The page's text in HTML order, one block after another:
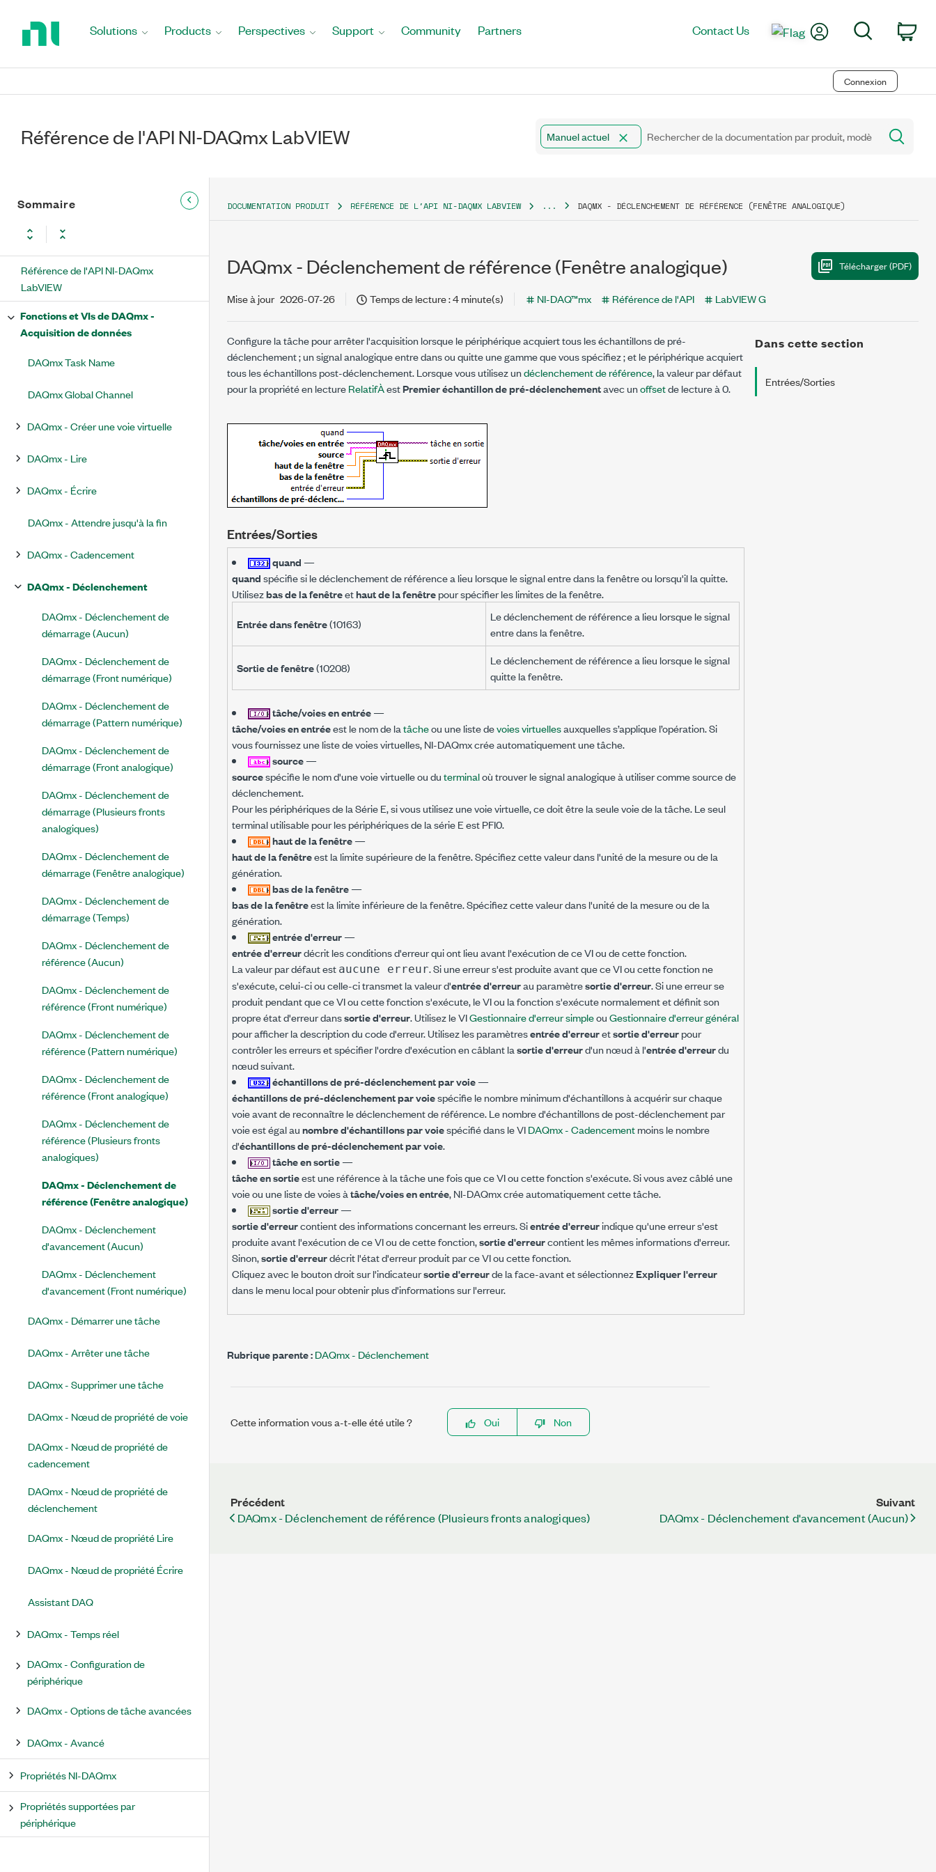
Solutions Products Perspectives Support Community Partners Contact Us My AccountSearch
Connexion
Référence de l'API NI-DAQmx LabVIEW Manuel actuel
Sommaire
Référence de l'API NI-DAQmx
LabVIEW
Fonctions et VIs de DAQmx -
Acquisition de données
DAQmx Task Name
DAQmx Global Channel
DAQmx - Créer une voie virtuelle
DAQmx - Lire
DAQmx - Écrire
DAQmx - Attendre jusqu'à la fin
DAQmx - Cadencement
DAQmx - Déclenchement
DAQmx - Déclenchement de
démarrage (Aucun)
DAQmx - Déclenchement de
démarrage (Front numérique)
DAQmx - Déclenchement de
démarrage (Pattern numérique)
DAQmx - Déclenchement de
démarrage (Front analogique)
DAQmx - Déclenchement de
démarrage (Plusieurs fronts
analogiques)
DAQmx - Déclenchement de
démarrage (Fenêtre analogique)
DAQmx - Déclenchement de
démarrage (Temps)
DAQmx - Déclenchement de
référence (Aucun)
DAQmx - Déclenchement de
référence (Front numérique)
DAQmx - Déclenchement de
référence (Pattern numérique)
DAQmx - Déclenchement de
référence (Front analogique)
DAQmx - Déclenchement de
référence (Plusieurs fronts
analogiques)
DAQmx - Déclenchement de
référence (Fenêtre analogique)
DAQmx - Déclenchement
d'avancement (Aucun)
DAQmx - Déclenchement
d'avancement (Front numérique)
DAQmx - Démarrer une tâche
DAQmx - Arrêter une tâche
DAQmx - Supprimer une tâche
DAQmx - Nœud de propriété de voie
DAQmx - Nœud de propriété de
cadencement
DAQmx - Nœud de propriété de
déclenchement
DAQmx - Nœud de propriété Lire
DAQmx - Nœud de propriété Écrire
Assistant DAQ
DAQmx - Temps réel
DAQmx - Configuration de
périphérique
DAQmx - Options de tâche avancées
DAQmx - Avancé
Propriétés NI-DAQmx
Propriétés supportées par
périphérique
DOCUMENTATION PRODUIT RÉFÉRENCE DE L'API NI-DAQMX LABVIEW ... DAQMX - DÉCLENCHEMENT DE RÉFÉRENCE (FENÊTRE ANALOGIQUE)
DAQmx - Déclenchement de référence (Fenêtre analogique)
Mise à jour 2026-07-26 Temps de lecture : 4 minute(s) NI-DAQ™mx Référence de l'API LabVIEW G
Configure la tâche pour arrêter l'acquisition lorsque le périphérique acquiert tous les échantillons de pré-
déclenchement ; un signal analogique entre dans ou quitte une gamme que vous spécifiez ; et le périphérique acquiert
tous les échantillons post-déclenchement. Lorsque vous utilisez undéclenchement de référence, la valeur par défaut
pour la propriété en lectureRelatifÀestPremier échantillon de pré-déclenchementavec unoffsetde lecture à 0.
Entrées/Sorties
quand —
quandspécifie si le déclenchement de référence a lieu lorsque le signal entre dans la fenêtre ou lorsqu'il la quitte.
Utilisezbas de la fenêtreethaut de la fenêtrepour spécifier les limites de la fenêtre.
Entrée dans fenêtre(10163)
Le déclenchement de référence a lieu lorsque le signal
entre dans la fenêtre.
Sortie de fenêtre(10208)
Le déclenchement de référence a lieu lorsque le signal
quitte la fenêtre.
tâche/voies en entrée—
tâche/voies en entréeest le nom de latâcheou une liste devoies virtuellesauxquelles s’applique l’opération. Si
vous fournissez une liste de voies virtuelles, NI-DAQmx crée automatiquement une tâche.
source—
sourcespécifie le nom d'une voie virtuelle ou duterminaloù trouver le signal analogique à utiliser comme source de
déclenchement.
Pour les périphériques de la Série E, si vous utilisez une voie virtuelle, ce doit être la seule voie de la tâche. Le seul
terminal utilisable pour les périphériques de la série E est PFI0.
haut de la fenêtre—
haut de la fenêtreest la limite supérieure de la fenêtre. Spécifiez cette valeur dans l'unité de la mesure ou de la
génération.
bas de la fenêtre—
bas de la fenêtreest la limite inférieure de la fenêtre. Spécifiez cette valeur dans l'unité de la mesure ou de la
génération.
entrée d'erreur—
entrée d'erreurdécrit les conditions d'erreur qui ont lieu avant l'exécution de ce VI ou de cette fonction.
La valeur par défaut est aucune erreur. Si une erreur s'est produite avant que ce VI ou cette fonction ne
s'exécute, celui-ci ou celle-ci transmet la valeur d'entrée d'erreurau paramètresortie d'erreur. Si une erreur se
produit pendant que ce VI ou cette fonction s'exécute, le VI ou la fonction s'exécute normalement et définit son
propre état d'erreur danssortie d'erreur. Utilisez le VIGestionnaire d'erreur simpleouGestionnaire d'erreur général
pour afficher la description du code d'erreur. Utilisez les paramètresentrée d'erreuretsortie d'erreurpour
contrôler les erreurs et spécifier l'ordre d'exécution en câblant lasortie d'erreurd'un nœud à l'entrée d'erreurdu
nœud suivant.
échantillons de pré-déclenchement par voie—
échantillons de pré-déclenchement par voiespécifie le nombre minimum d'échantillons à acquérir sur chaque
voie avant de reconnaître le déclenchement de référence. Le nombre d'échantillons de post-déclenchement par
voie est égal aunombre d'échantillons par voiespécifié dans le VIDAQmx - Cadencementmoins le nombre
d'échantillons de pré-déclenchement par voie.
tâche en sortie—
tâche en sortieest une référence à la tâche une fois que ce VI ou cette fonction s'exécute. Si vous avez câblé une
voie ou une liste de voies àtâche/voies en entrée, NI-DAQmx crée automatiquement cette tâche.
sortie d'erreur—
sortie d'erreurcontient des informations concernant les erreurs. Sientrée d'erreurindique qu'une erreur s'est
produite avant l'exécution de ce VI ou de cette fonction,sortie d'erreurcontient les mêmes informations d'erreur.
Sinon,sortie d'erreurdécrit l'état d'erreur produit par ce VI ou cette fonction.
Cliquez avec le bouton droit sur l'indicateursortie d'erreurde la face-avant et sélectionnezExpliquer l'erreur
dans le menu local pour obtenir plus d'informations sur l'erreur.
Rubrique parente :DAQmx - Déclenchement
Dans cette section
Entrées/Sorties
Cette information vous a-t-elle été utile ? Oui Non
Précédent
DAQmx - Déclenchement de référence (Plusieurs fronts analogiques)
Suivant
DAQmx - Déclenchement d'avancement (Aucun)